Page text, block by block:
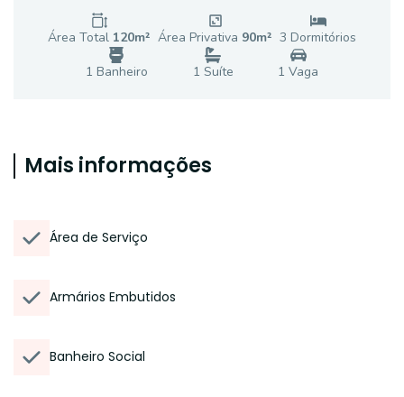
Área Total 120m² Área Privativa 90m² 3 Dormitórios
1 Banheiro 1 Suíte 1 Vaga
Mais informações
Área de Serviço
Armários Embutidos
Banheiro Social